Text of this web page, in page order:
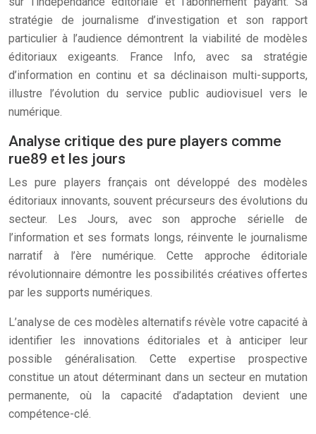
stratégie de journalisme d’investigation et son rapport
particulier à l’audience démontrent la viabilité de modèles
éditoriaux exigeants. France Info, avec sa stratégie
d’information en continu et sa déclinaison multi-supports,
illustre l’évolution du service public audiovisuel vers le
numérique.
Analyse critique des pure players comme
rue89 et les jours
Les pure players français ont développé des modèles
éditoriaux innovants, souvent précurseurs des évolutions du
secteur. Les Jours, avec son approche sérielle de
l’information et ses formats longs, réinvente le journalisme
narratif à l’ère numérique. Cette approche éditoriale
révolutionnaire démontre les possibilités créatives offertes
par les supports numériques.
L’analyse de ces modèles alternatifs révèle votre capacité à
identifier les innovations éditoriales et à anticiper leur
possible généralisation. Cette expertise prospective
constitue un atout déterminant dans un secteur en mutation
permanente, où la capacité d’adaptation devient une
compétence-clé.